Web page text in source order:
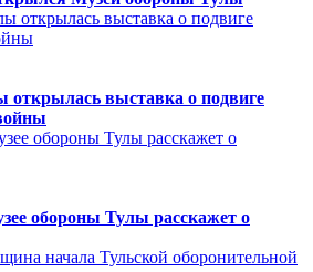
открылась выставка о подвиге
обороны Тулы расскажет о